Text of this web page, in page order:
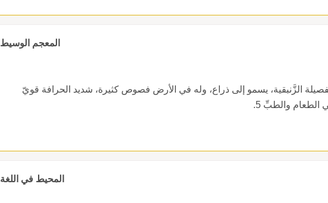
المعجم الوسيط
الزَّنبقية، يسمو إلى ذراع، وله في الأرض فصوص كثيرة، شديد الحرافة قويّ
الطعام والطبِّ 5.
المحيط في اللغة